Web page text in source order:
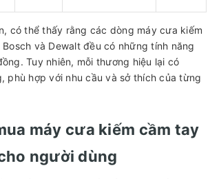
có thể thấy rằng các dòng máy cưa kiếm
và Dewalt đều có những tính năng
Tuy nhiên, mỗi thương hiệu lại có
phù hợp với nhu cầu và sở thích của từng
máy cưa kiếm cầm tay
người dùng